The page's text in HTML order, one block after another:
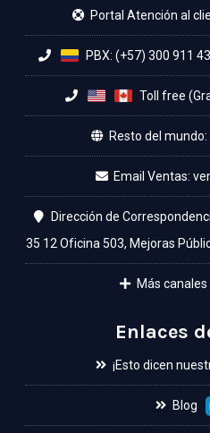
Portal Atención al
PBX: (+57) 300 911
Toll free
Resto del
Email Ventas:
Dirección de
35 12 Oficina 503, Mejoras
Más canales
Enlaces
¡Esto dicen
Blog